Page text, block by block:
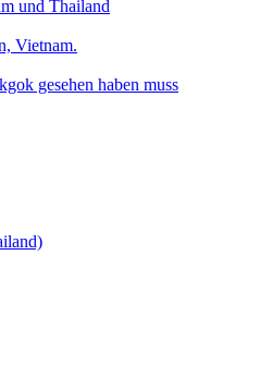
und Thailand
Vietnam.
gesehen haben muss